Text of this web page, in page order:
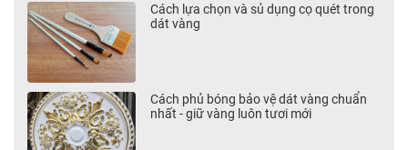
Cách lựa chọn và sủ dụng cọ quét trong
dát vàng
Cách phủ bóng bảo vệ dát vàng chuẩn
nhất - giữ vàng luôn tươi mới